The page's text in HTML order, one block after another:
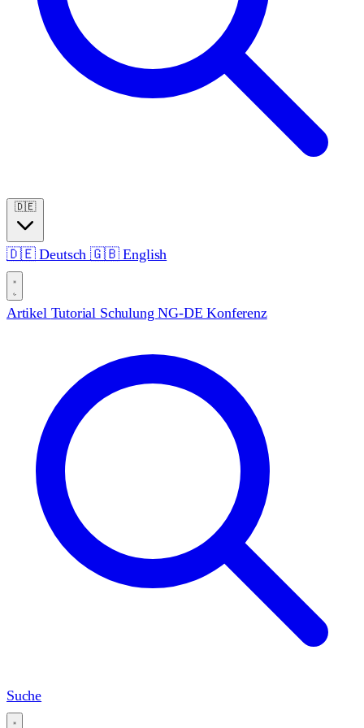
🇩🇪
🇩🇪Deutsch🇬🇧English
Artikel Tutorial SchulungNG-DE Konferenz
Suche